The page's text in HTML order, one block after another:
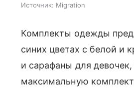
Источник: Migration
Комплекты одежды
синих цветах с белой и
и сарафаны для
максимальную